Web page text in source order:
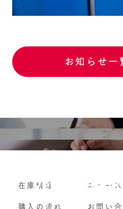
お知らせ一
購入の流れ
よくいただくご質問
Vehicle
車両買い取り
在庫情報
購入の流れ
ニュース
お問い